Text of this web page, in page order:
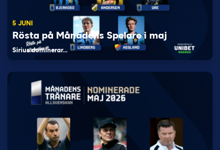
5 JUNI
Rösta på Månadens Spelare i maj
Sirius dominerar…